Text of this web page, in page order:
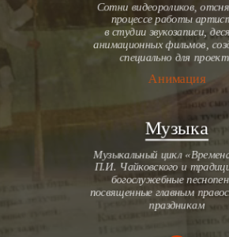
Сотни видеороликов,
процессе работы
в студии звукозаписи,
анимационных фильмов,
специально для
Анимация
Музыка
Музыкальный цикл
П.И. Чайковского и
богослужебные
посвященные главным
праздникам